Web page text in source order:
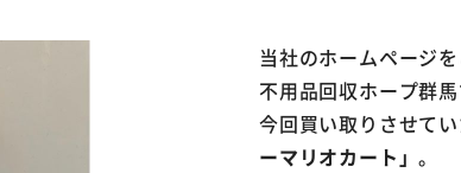
当社のホームページ
不用品回収ホープ群馬
今回買い取りさせて
ーマリオカート」。